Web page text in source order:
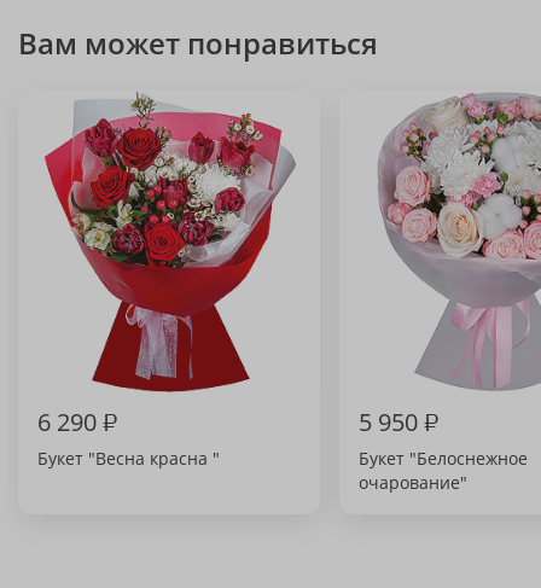
Вам может понравиться
6 290₽
Букет "Весна красна "
5 950₽
Букет "Белоснежное
очарование"